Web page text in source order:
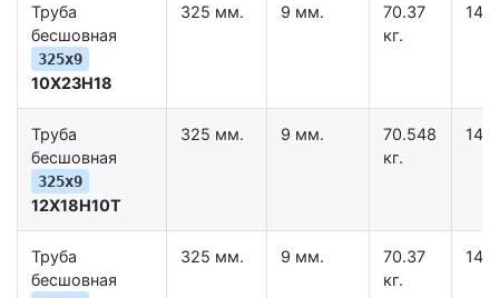
Труба
бесшовная
325х9
10Х23Н18
325 мм. 9 мм.
70.37
кг.
Труба
бесшовная
325х9
12Х18Н10Т
325 мм. 9 мм.
70.548
кг.
Труба
бесшовная
325 мм. 9 мм.
70.37
кг.